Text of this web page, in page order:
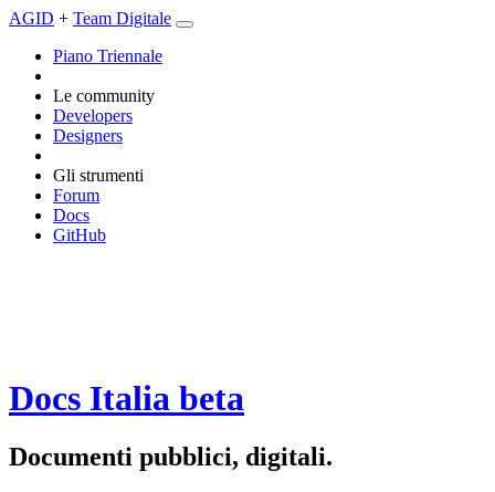
AGID + Team Digitale
Piano Triennale
Le community
Developers
Designers
Gli strumenti
Forum
Docs
GitHub
Docs Italia beta
Documenti pubblici, digitali.